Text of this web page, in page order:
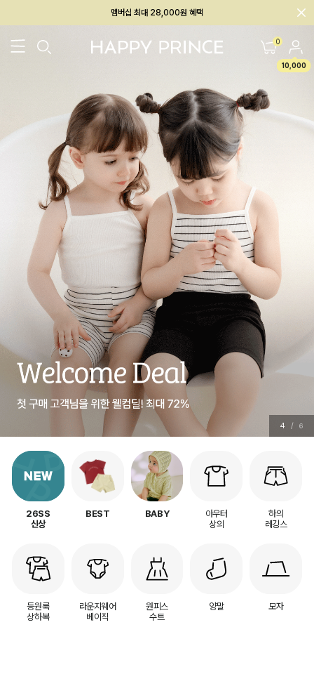
회원전용 아울렛, 가입하면 ~60% 할인!
0
10,000
5 / 6
26SS
신상
BEST BABY
아우터
상의
하의
레깅스
등원룩
상하복
라운지웨어
베이직
원피스
수트
양말 모자